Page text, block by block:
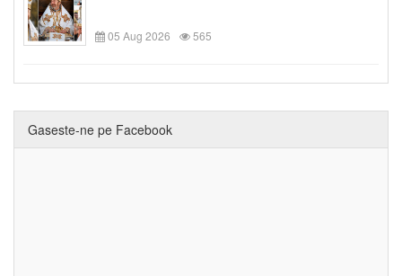
05 Aug 2026 565
Gaseste-ne pe Facebook